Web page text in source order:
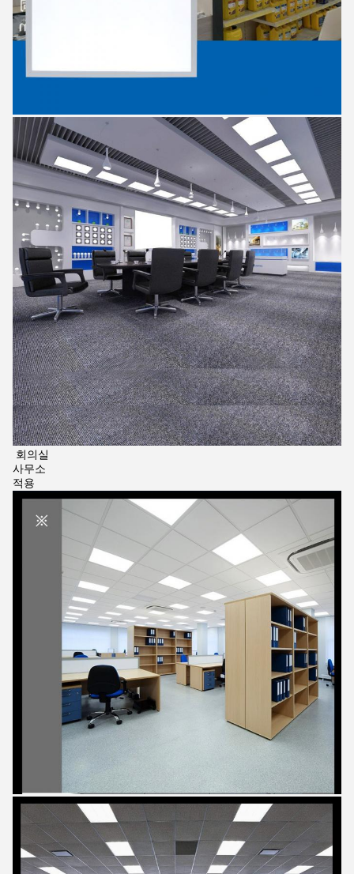
회의실
사무소
적용